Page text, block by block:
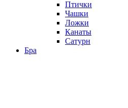
Птички
Чашки
Ложки
Канаты
Сатурн
Бра